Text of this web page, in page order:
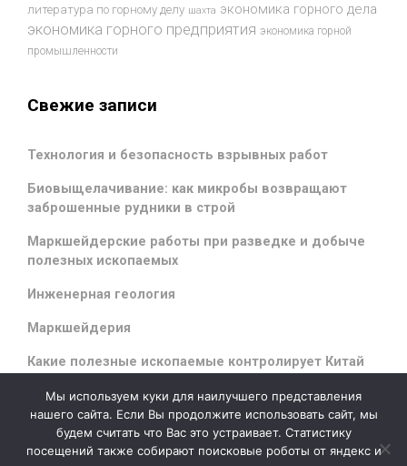
литература по горному делу шахта экономика горного дела
экономика горного предприятия экономика горной
промышленности
Свежие записи
Технология и безопасность взрывных работ
Биовыщелачивание: как микробы возвращают
заброшенные рудники в строй
Маркшейдерские работы при разведке и добыче
полезных ископаемых
Инженерная геология
Маркшейдерия
Какие полезные ископаемые контролирует Китай
evolvetheme by Theme4Press - Powered by WordPress
Мы используем куки для наилучшего представления
нашего сайта. Если Вы продолжите использовать сайт, мы
будем считать что Вас это устраивает. Статистику
посещений также собирают поисковые роботы от яндекс и